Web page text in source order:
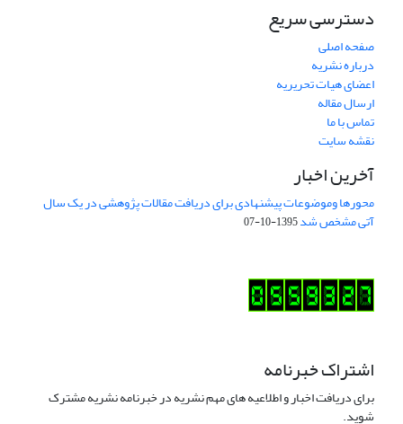
دسترسی سریع
صفحه اصلی
درباره نشریه
اعضای هیات تحریریه
ارسال مقاله
تماس با ما
نقشه سایت
آخرین اخبار
محورها وموضوعات پیشنهادی برای دریافت مقالات پژوهشی در یک سال
آتی مشخص شد1395-10-07
اشتراک خبرنامه
برای دریافت اخبار و اطلاعیه های مهم نشریه در خبرنامه نشریه مشترک
شوید.